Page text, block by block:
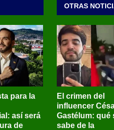
para la
así será
de
OTRAS
El crimen del
influencer
Gastélum: qué
sabe de la